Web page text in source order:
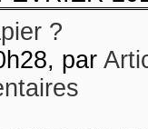
?
par